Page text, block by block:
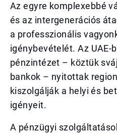
Az egyre komplexebbé
és az intergenerációs
a professzionális
igénybevételét. Az UAE-
pénzintézet – köztük
bankok – nyitottak
kiszolgálják a helyi és
igényeit.
A pénzügyi